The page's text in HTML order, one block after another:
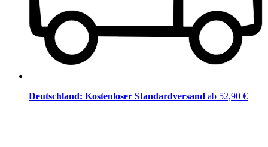
Deutschland: Kostenloser Standardversand ab 52,90 €